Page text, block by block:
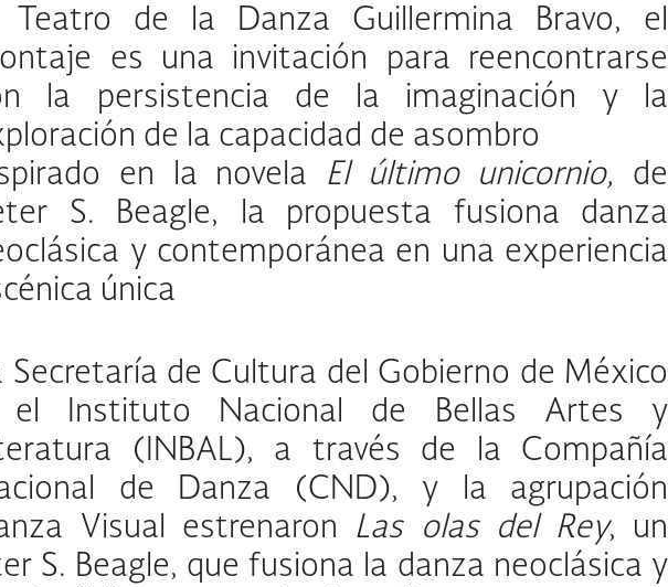
Teatro de la Danza Guillermina Bravo, el
es una invitación para reencontrarse
la persistencia de la imaginación y la
de la capacidad de asombro
en la novela El último unicornio, de
S. Beagle, la propuesta fusiona danza
y contemporánea en una experiencia
única
Secretaría de Cultura del Gobierno de México
Instituto Nacional de Bellas Artes y
(INBAL), a través de la Compañía
de Danza (CND), y la agrupación
Visual estrenaron Las olas del Rey, un
S. Beagle, que fusiona la danza neoclásica y